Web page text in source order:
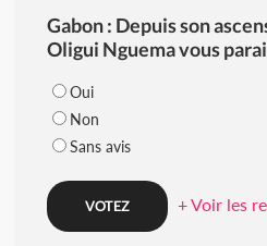
Gabon : Depuis son
Oligui Nguema vous
Oui
Non
Sans avis
+ Voir les